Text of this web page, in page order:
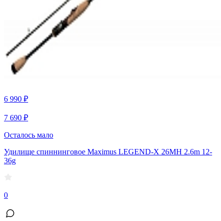
6 990 ₽
7 690 ₽
Осталось мало
Удилище спиннинговое Maximus LEGEND-X 26MH 2.6m 12-
36g
0